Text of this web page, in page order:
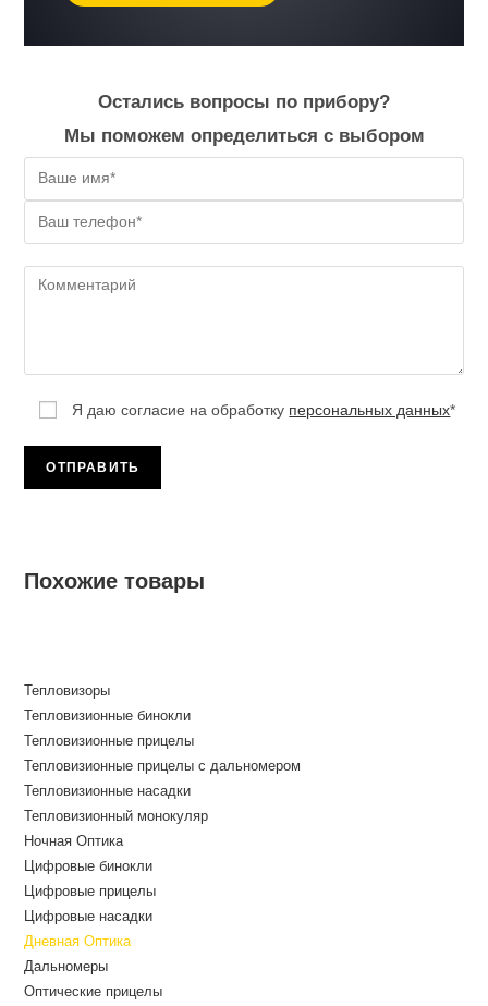
Остались вопросы по прибору?
Мы поможем определиться с выбором
Я даю согласие на обработку персональных данных*
Похожие товары
Тепловизоры
Тепловизионные бинокли
Тепловизионные прицелы
Тепловизионные прицелы с дальномером
Тепловизионные насадки
Тепловизионный монокуляр
Ночная Оптика
Цифровые бинокли
Цифровые прицелы
Цифровые насадки
Дневная Оптика
Дальномеры
Оптические прицелы